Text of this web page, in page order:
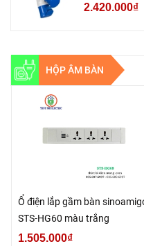
2.420.000₫
HỘP ÂM BÀN
Ổ điện lắp gầm bàn
STS-HG60 màu trắng
1.505.000₫